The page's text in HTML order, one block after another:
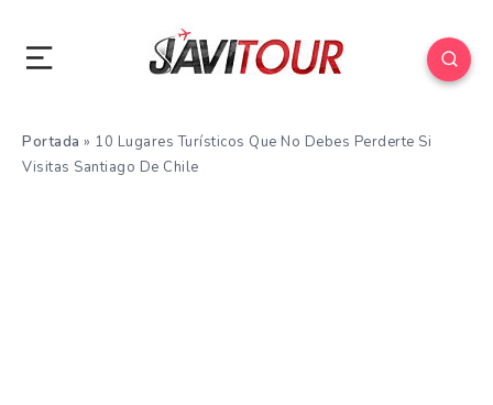
Portada » 10 Lugares Turísticos Que No Debes Perderte Si
Visitas Santiago De Chile